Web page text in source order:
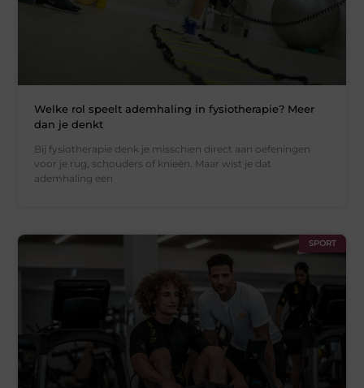
Welke rol speelt ademhaling in fysiotherapie? Meer
dan je denkt
Bij fysiotherapie denk je misschien direct aan oefeningen
voor je rug, schouders of knieën. Maar wist je dat
ademhaling een
SPORT